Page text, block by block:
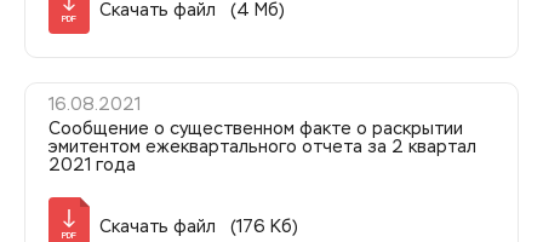
PDF
Скачать файл (4 Мб)
16.08.2021
Сообщение о существенном факте о раскрытии
эмитентом ежеквартального отчета за 2 квартал
2021 года
PDF
Скачать файл (176 Кб)